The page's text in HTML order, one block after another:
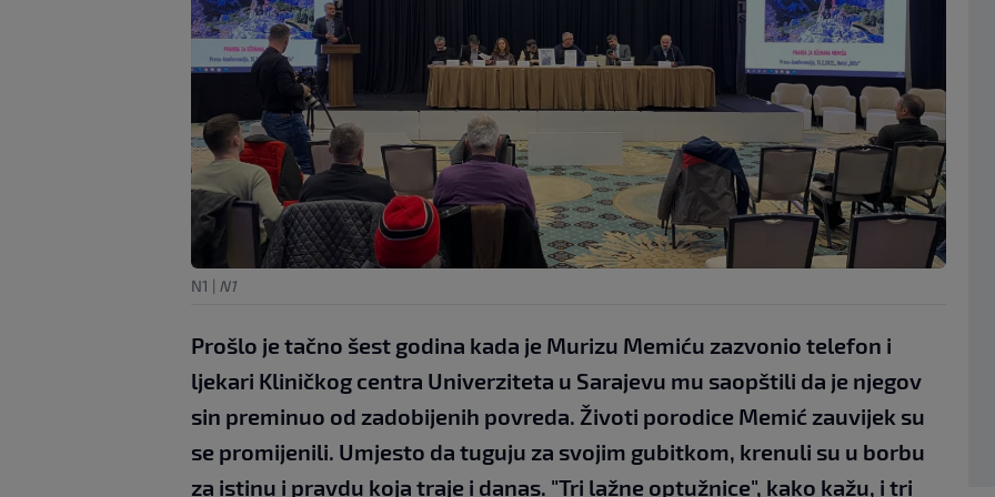
N1 | N1
Prošlo je tačno šest godina kada je Murizu Memiću zazvonio telefon i
ljekari Kliničkog centra Univerziteta u Sarajevu mu saopštili da je njegov
sin preminuo od zadobijenih povreda. Životi porodice Memić zauvijek su
se promijenili. Umjesto da tuguju za svojim gubitkom, krenuli su u borbu
za istinu i pravdu koja traje i danas. "Tri lažne optužnice", kako kažu, i tri